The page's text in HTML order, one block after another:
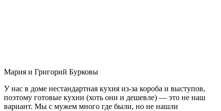
Мария и Григорий Бурковы
У нас в доме нестандартная кухня из-за короба и выступов,
поэтому готовые кухни (хоть они и дешевле) — это не наш
вариант. Мы с мужем много где были, но не нашли